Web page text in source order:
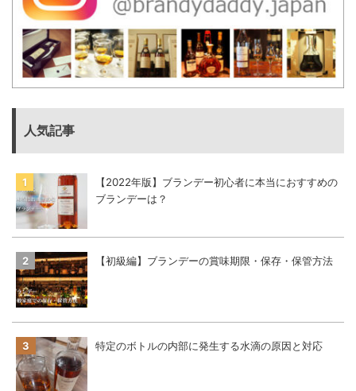
人気記事
【2022年版】ブランデー初心者に本当におすすめの
ブランデーは？
【初級編】ブランデーの賞味期限・保存・保管方法
特定のボトルの内部に発生する水滴の原因と対応